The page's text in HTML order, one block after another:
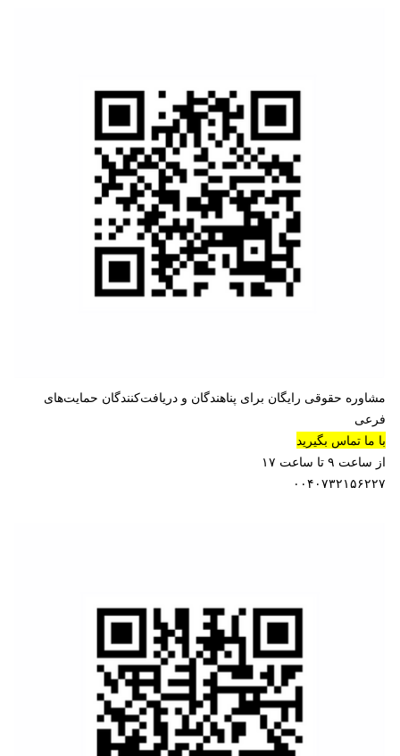
مشاوره حقوقی رایگان برای پناهندگان و دریافت‌کنندگان حمایت‌های
فرعی
با ما تماس بگیرید
از ساعت ٩ تا ساعت ١٧
۰۰۴۰۷۳۲۱۵۶۲۲۷